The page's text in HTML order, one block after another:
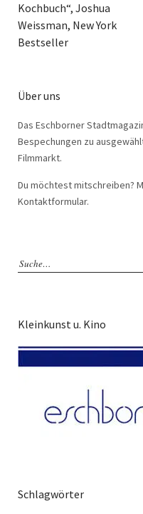
Kochbuch“, Joshua
Weissman, New York
Bestseller
Über uns
Das Eschborner
Bespechungen zu
Filmmarkt.
Du möchtest mitschreiben?
Kontaktformular.
Kleinkunst u. Kino
Schlagwörter